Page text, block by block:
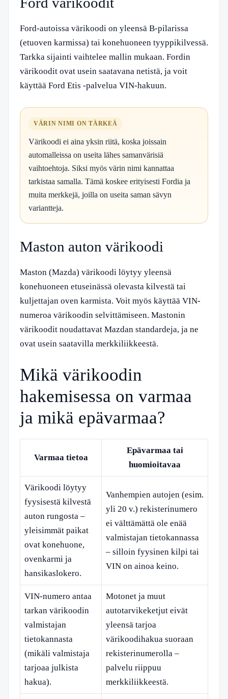
Ford-autoissa värikoodi on yleensä B-pilarissa
(etuoven karmissa) tai konehuoneen tyyppikilvessä.
Tarkka sijainti vaihtelee mallin mukaan. Fordin
värikoodit ovat usein saatavana netistä, ja voit
käyttää Ford Etis -palvelua VIN-hakuun.
VÄRIN NIMI ON TÄRKEÄ
Värikoodi ei aina yksin riitä, koska joissain
automalleissa on useita lähes samanvärisiä
vaihtoehtoja. Siksi myös värin nimi kannattaa
tarkistaa samalla. Tämä koskee erityisesti Fordia ja
muita merkkejä, joilla on useita saman sävyn
variantteja.
Maston auton värikoodi
Maston (Mazda) värikoodi löytyy yleensä
konehuoneen etuseinässä olevasta kilvestä tai
kuljettajan oven karmista. Voit myös käyttää VIN-
numeroa värikoodin selvittämiseen. Mastonin
värikoodit noudattavat Mazdan standardeja, ja ne
ovat usein saatavilla merkkiliikkeestä.
Mikä värikoodin
hakemisessa on varmaa
ja mikä epävarmaa?
Varmaa tietoa
Epävarmaa tai
huomioitavaa
Värikoodi löytyy
fyysisestä kilvestä
auton rungosta –
yleisimmät paikat
ovat konehuone,
ovenkarmi ja
hansikaslokero.
Vanhempien autojen (esim.
yli 20 v.) rekisterinumero
ei välttämättä ole enää
valmistajan tietokannassa
– silloin fyysinen kilpi tai
VIN on ainoa keino.
VIN-numero antaa
tarkan värikoodin
valmistajan
tietokannasta
(mikäli valmistaja
tarjoaa julkista
hakua).
Motonet ja muut
autotarvikeketjut eivät
yleensä tarjoa
värikoodihakua suoraan
rekisterinumerolla –
palvelu riippuu
merkkiliikkeestä.